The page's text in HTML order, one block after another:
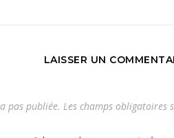
LAISSER UN
pas publiée. Les champs obligatoires